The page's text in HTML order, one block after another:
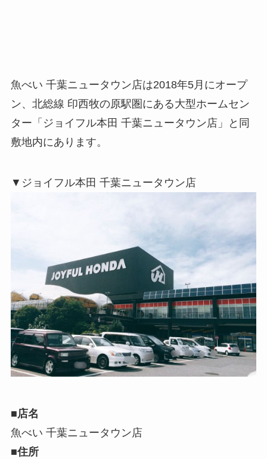
魚べい 千葉ニュータウン店は2018年5月にオープ
ン、北総線 印西牧の原駅圏にある大型ホームセン
ター「ジョイフル本田 千葉ニュータウン店」と同
敷地内にあります。
▼ジョイフル本田 千葉ニュータウン店
■店名
魚べい 千葉ニュータウン店
■住所